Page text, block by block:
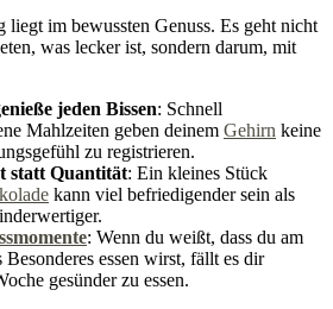
liegt im bewussten Genuss. Es geht nicht
was lecker ist, sondern darum, mit
jeden Bissen: Schnell
Mahlzeiten geben deinem Gehirn keine
zu registrieren.
statt Quantität: Ein kleines Stück
kann viel befriedigender sein als
: Wenn du weißt, dass du am
Besonderes essen wirst, fällt es dir
gesünder zu essen.